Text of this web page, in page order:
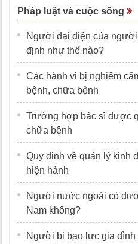
Pháp luật và cuộc sống
Người đại diện của
định như thế nào?
Các hành vi bị nghiêm
bệnh, chữa bệnh
Trường hợp bác sĩ được
chữa bệnh
Quy định về quản lý kinh
hiện hành
Người nước ngoài có
Nam không?
Người bị bạo lực gia